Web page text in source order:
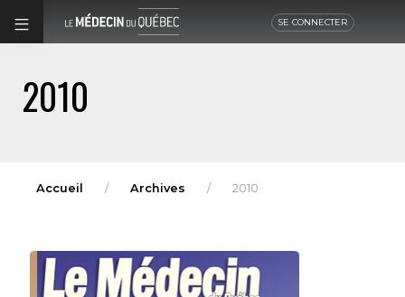
SE CONNECTER
2010
Accueil Archives 2010